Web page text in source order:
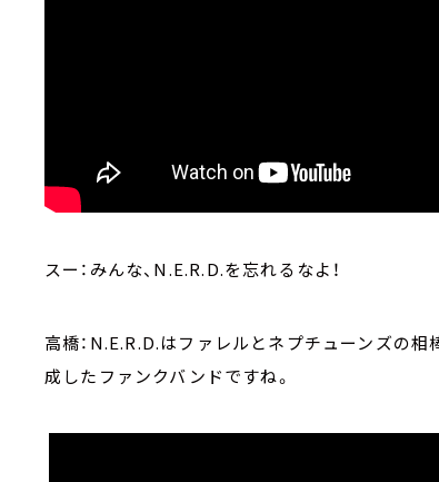
スー：みんな、N.E.R.D.を忘れるなよ！
高橋：N.E.R.D.はファレルとネプチューンズの
成したファンクバンドですね。